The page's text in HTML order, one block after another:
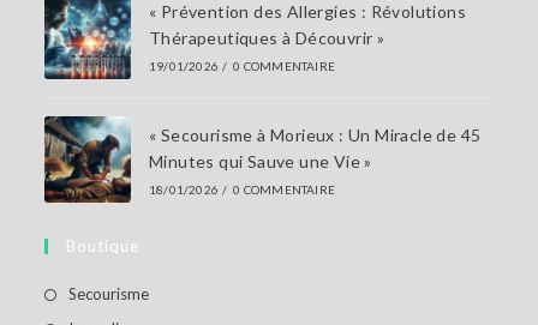
« Prévention des Allergies : Révolutions
Thérapeutiques à Découvrir »
19/01/2026 / 0 COMMENTAIRE
« Secourisme à Morieux : Un Miracle de 45
Minutes qui Sauve une Vie »
18/01/2026 / 0 COMMENTAIRE
Boutique
SecourismeS’ouvre